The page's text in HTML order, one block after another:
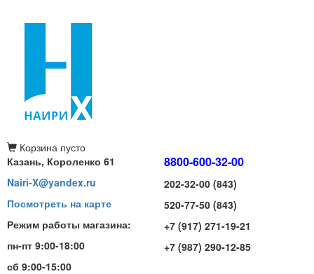
Корзина пусто
Казань, Короленко 61
Nairi-X@yandex.ru
Посмотреть на карте
Режим работы магазина:
пн-пт 9:00-18:00
сб 9:00-15:00
8800-600-32-00
202-32-00 (843)
520-77-50 (843)
+7 (917) 271-19-21
+7 (987) 290-12-85